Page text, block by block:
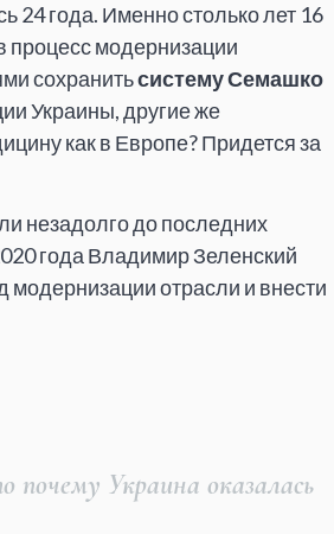
24 года. Именно столько лет 16
процесс модернизации
сохранитьсистему Семашко
Украины, другие же
как в Европе? Придется за
незадолго до последних
года Владимир Зеленский
модернизации отрасли и внести
почему Украина оказалась